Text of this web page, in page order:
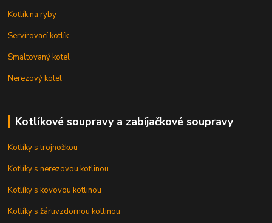
Kotlík na ryby
Servírovací kotlík
Smaltovaný kotel
Nerezový kotel
Kotlíkové soupravy a zabíjačkové soupravy
Kotlíky s trojnožkou
Kotlíky s nerezovou kotlinou
Kotlíky s kovovou kotlinou
Kotlíky s žáruvzdornou kotlinou